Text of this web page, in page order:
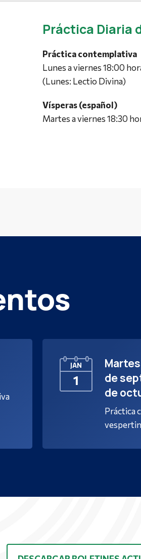
Práctica Diaria
Práctica contemplativa
Lunes a viernes 18:00
(Lunes: Lectio Divina)
Vísperas (español)
Martes a viernes 18:30
JAN
1
de
de
Práctica